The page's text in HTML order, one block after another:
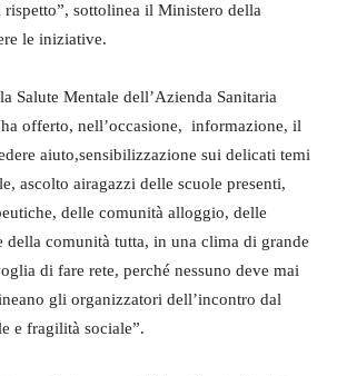
rispetto”, sottolinea il Ministero della
le iniziative.
Salute Mentale dell’Azienda Sanitaria
offerto, nell’occasione, informazione, il
aiuto,sensibilizzazione sui delicati temi
ascolto airagazzi delle scuole presenti,
delle comunità alloggio, delle
della comunità tutta, in una clima di grande
di fare rete, perché nessuno deve mai
gli organizzatori dell’incontro dal
e fragilità sociale”.